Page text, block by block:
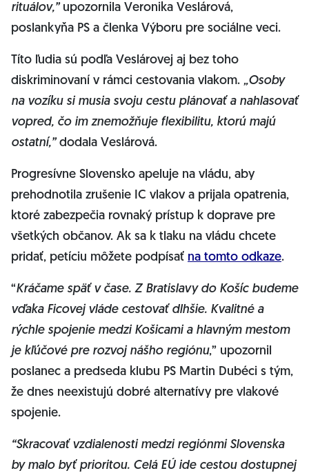
rituálov,”upozornila Veronika Veslárová,
poslankyňa PS a členka Výboru pre sociálne veci.
Títo ľudia sú podľa Veslárovej aj bez toho
diskriminovaní v rámci cestovania vlakom. „Osoby
na vozíku si musia svoju cestu plánovať a nahlasovať
vopred, čo im znemožňuje flexibilitu, ktorú majú
ostatní,”dodala Veslárová.
Progresívne Slovensko apeluje na vládu, aby
prehodnotila zrušenie IC vlakov a prijala opatrenia,
ktoré zabezpečia rovnaký prístup k doprave pre
všetkých občanov. Ak sa k tlaku na vládu chcete
pridať, petíciu môžete podpísať na tomto odkaze.
“Kráčame späť v čase. Z Bratislavy do Košíc budeme
vďaka Ficovej vláde cestovať dlhšie. Kvalitné a
rýchle spojenie medzi Košicami a hlavným mestom
je kľúčové pre rozvoj nášho regiónu,” upozornil
poslanec a predseda klubu PS Martin Dubéci s tým,
že dnes neexistujú dobré alternatívy pre vlakové
spojenie.
“Skracovať vzdialenosti medzi regiónmi Slovenska
by malo byť prioritou. Celá EÚ ide cestou dostupnej